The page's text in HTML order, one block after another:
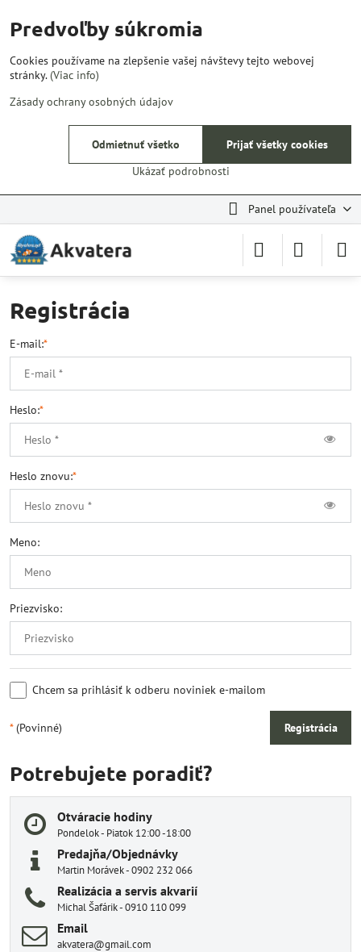
Panel používateľa
Registrácia
E-mail:*
Heslo:*
Heslo znovu:*
Meno:
Priezvisko:
Chcem sa prihlásiť k odberu noviniek e-mailom
*(Povinné) Registrácia
Potrebujete poradiť?
Otváracie hodiny
Pondelok - Piatok 12:00 -18:00
Predajňa/Objednávky
Martin Morávek - 0902 232 066
Realizácia a servis akvarií
Michal Šafárik - 0910 110 099
Email
akvatera@gmail.com
Predvoľby súkromia
Cookies používame na zlepšenie vašej návštevy tejto webovej
stránky.(Viac info)
Zásady ochrany osobných údajov
Ukázať podrobnosti
Prijať všetky cookies
Odmietnuť všetko